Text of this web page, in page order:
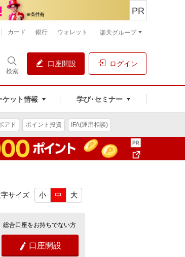
検索
口座開設 ログイン
ケット情報 学び･セミナー
PR
カード 銀行 ウォレット 楽天グループ
アド ポイント投資 IFA(運用相談)
サイズ 小 中 大
総合口座をお持ちでない方
 口座開設